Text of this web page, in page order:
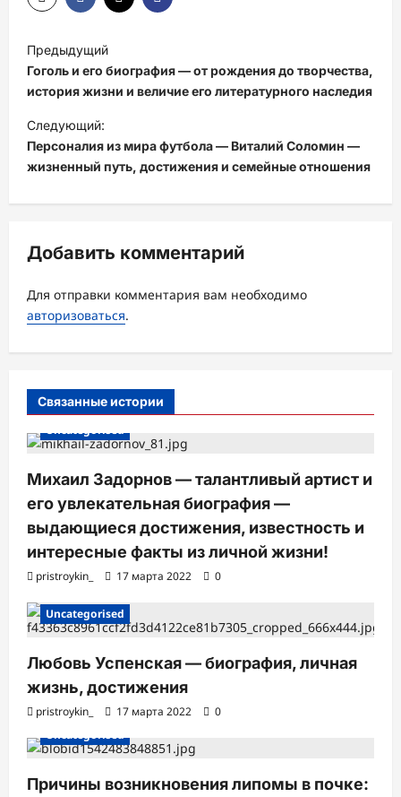
а
в
и
г
а
ц
я
з
а
и
Предыдущий
Гоголь и его биография — от рождения до творчества,
история жизни и величие его литературного наследия
Следующий:
Персоналия из мира футбола — Виталий Соломин —
жизненный путь, достижения и семейные отношения
Добавить комментарий
Для отправки комментария вам необходимо
авторизоваться.
Связанные истории
Uncategorised
Михаил Задорнов — талантливый артист и
его увлекательная биография —
выдающиеся достижения, известность и
интересные факты из личной жизни!
pristroykin_ 17 марта 2022 0
Uncategorised
Любовь Успенская — биография, личная
жизнь, достижения
pristroykin_ 17 марта 2022
0
Uncategorised
Причины возникновения липомы в почке: